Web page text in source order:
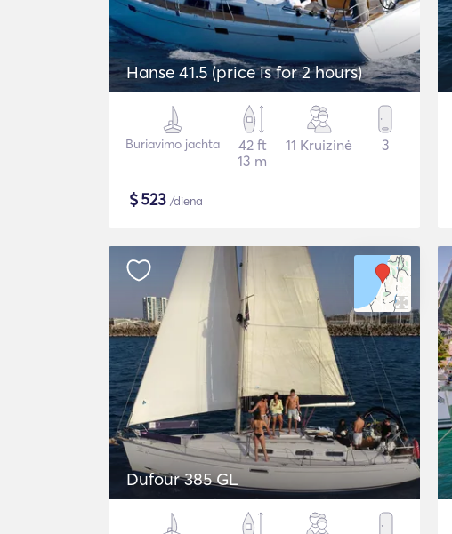
Hanse 41.5 (price is for 2 hours)
Buriavimo jachta
42 ft
13 m
11 Kruizinė 3
$523 /diena
Dufour 385 GL